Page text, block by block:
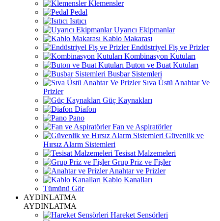
Klemensler
Pedal
Isıtıcı
Uyarıcı Ekipmanlar
Kablo Makarası
Endüstriyel Fiş ve Prizler
Kombinasyon Kutuları
Buton ve Buat Kutuları
Busbar Sistemleri
Sıva Üstü Anahtar Ve
Prizler
Güç Kaynakları
Diafon
Pano
Fan ve Aspiratörler
Güvenlik ve
Hırsız Alarm Sistemleri
Tesisat Malzemeleri
Grup Priz ve Fişler
Anahtar ve Prizler
Kablo Kanalları
Tümünü Gör
AYDINLATMA
AYDINLATMA
Hareket Sensörleri